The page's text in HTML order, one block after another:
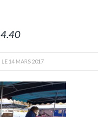
LE 14 MARS 2017